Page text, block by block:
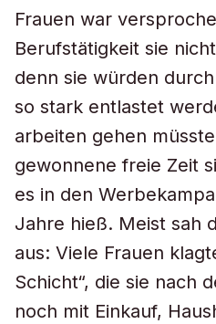
Frauen war
Berufstätigkeit sie
denn sie würden
so stark entlastet
arbeiten gehen
gewonnene freie Zeit
es in den
Jahre hieß. Meist sah
aus: Viele Frauen
Schicht“, die sie nach
noch mit Einkauf,